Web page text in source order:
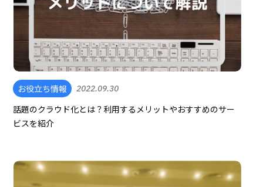
お役立ち情報 2022.09.30
話題のクラウド化とは？利用するメリットやおすすめのサー
ビスを紹介